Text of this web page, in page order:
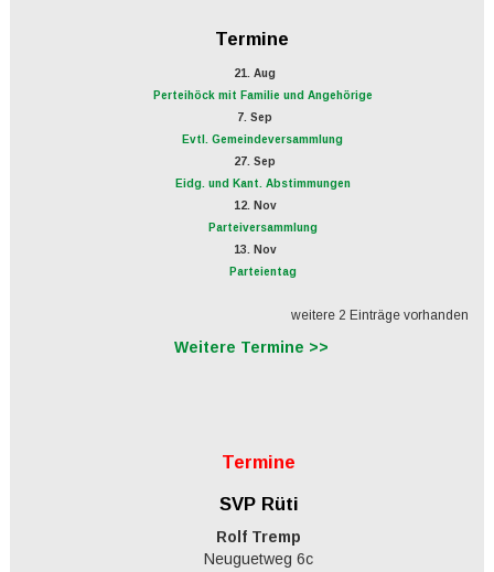
Termine
21. Aug
Perteihöck mit Familie und Angehörige
7. Sep
Evtl. Gemeindeversammlung
27. Sep
Eidg. und Kant. Abstimmungen
12. Nov
Parteiversammlung
13. Nov
Parteientag
weitere 2 Einträge vorhanden
Weitere Termine >>
Termine
SVP Rüti
Rolf Tremp
Neuguetweg 6c